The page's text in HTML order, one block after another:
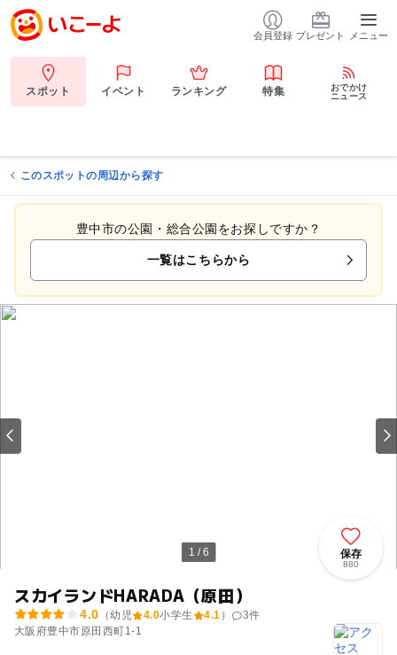
会員登録 プレゼント メニュー
スポット イベント ランキング 特集
おでかけ
ニュース
このスポットの周辺から探す
豊中市の公園・総合公園をお探しですか？
一覧はこちらから
1 / 6
スカイランドHARADA（原田）
4.0 （幼児 4.0小学生 4.1 ） 3件
大阪府豊中市原田西町1-1
保存
880